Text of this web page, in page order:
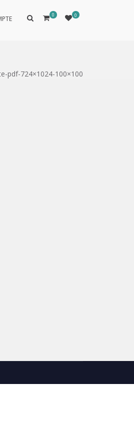
Afficher0 0
pdf-724×1024-100×100